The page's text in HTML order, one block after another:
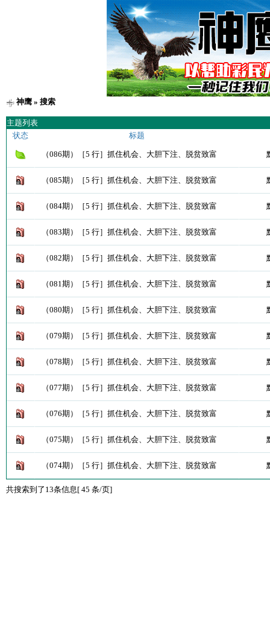
神鹰» 搜索
主题列表
状态
标题
（086期）［5 行］抓住机会、大胆下注、脱贫致富
（085期）［5 行］抓住机会、大胆下注、脱贫致富
（084期）［5 行］抓住机会、大胆下注、脱贫致富
（083期）［5 行］抓住机会、大胆下注、脱贫致富
（082期）［5 行］抓住机会、大胆下注、脱贫致富
（081期）［5 行］抓住机会、大胆下注、脱贫致富
（080期）［5 行］抓住机会、大胆下注、脱贫致富
（079期）［5 行］抓住机会、大胆下注、脱贫致富
（078期）［5 行］抓住机会、大胆下注、脱贫致富
（077期）［5 行］抓住机会、大胆下注、脱贫致富
（076期）［5 行］抓住机会、大胆下注、脱贫致富
（075期）［5 行］抓住机会、大胆下注、脱贫致富
（074期）［5 行］抓住机会、大胆下注、脱贫致富
共搜索到了13条信息[ 45 条/页]